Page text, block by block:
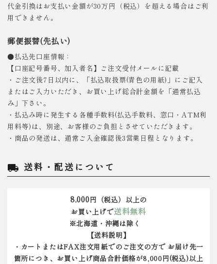
代金引換はお支払い金額が30万円（税込）を超える場合はご利
用できません。
郵便振替(先払い)
●払込先口座情報：
【口座記号番号、加入者名】ご注文受付メールに記載
・ご注文後7日以内に、「払込取扱票(青色の用紙)」にご記入
またはご入力いただき、お買い上げ総合計金額を「通常払込
み」下さい。
・払込み時に発生する各種手数料(払込手数料、窓口・ATM利
用料等)は、別途、お客様のご負担とさせていただきます。
・商品の発送は、通常ご入金確認後3営業日程となります。
local_shipping 送料・配送について
8,000円（税込）以上の
お買い上げで送料無料
※北海道・沖縄は除く
【送料説明】
・カートまたはFAX注文用紙でのご注文の方で お届け先一
箇所につき、お買い上げ商品合計価格が8,000円(税込)以上